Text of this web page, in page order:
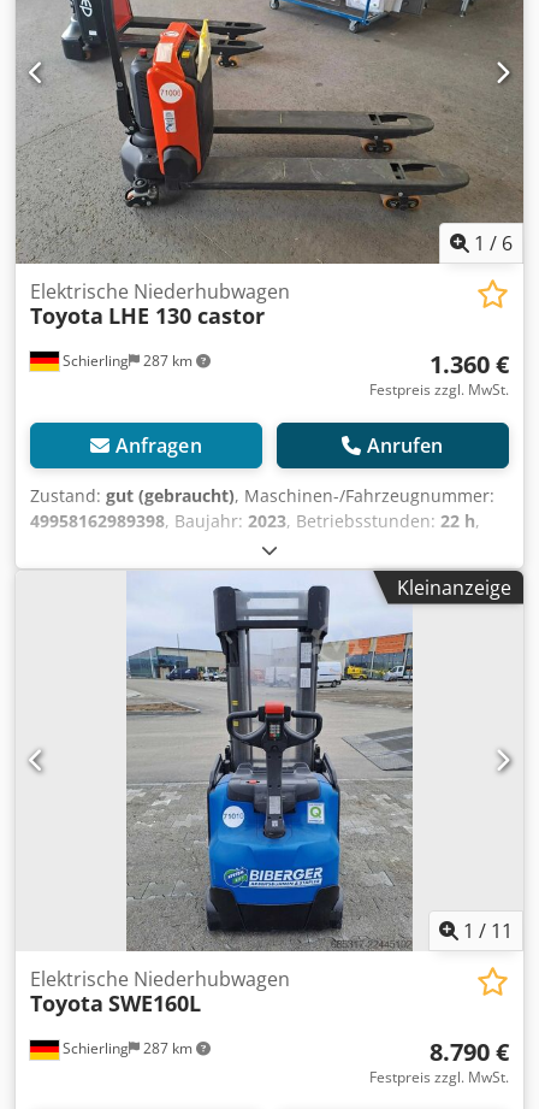
1 / 6
Schierling 287 km
Elektrische Niederhubwagen
Toyota LHE 130 castor
1.360 €
Festpreis zzgl. MwSt.
Anfragen Anrufen
Zustand: gut (gebraucht), Maschinen-/Fahrzeugnummer:
49958162989398, Baujahr: 2023, Betriebsstunden: 22 h,
, Hubhöhe:190 mm
elektrisch, Masttyp:Sonstige, Gesamtgewicht:130 kg,
Motortyp: Elektrisch, Hersteller: Toyota Crjdpfx Aaozp Uf Dj
Kleinanzeige
1 / 11
Schierling 287 km
Elektrische Niederhubwagen
Toyota SWE160L
8.790 €
Festpreis zzgl. MwSt.